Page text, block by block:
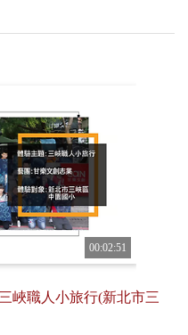
00:02:51
峽職人小旅行(新北市三